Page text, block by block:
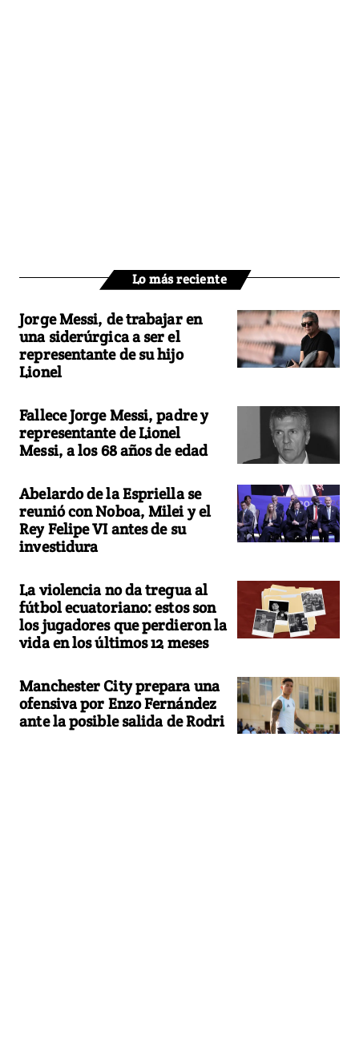
Lo más reciente
Jorge Messi, de trabajar en
una siderúrgica a ser el
representante de su hijo
Lionel
Fallece Jorge Messi, padre y
representante de Lionel
Messi, a los 68 años de edad
Abelardo de la Espriella se
reunió con Noboa, Milei y el
Rey Felipe VI antes de su
investidura
La violencia no da tregua al
fútbol ecuatoriano: estos son
los jugadores que perdieron la
vida en los últimos 12 meses
Manchester City prepara una
ofensiva por Enzo Fernández
ante la posible salida de Rodri